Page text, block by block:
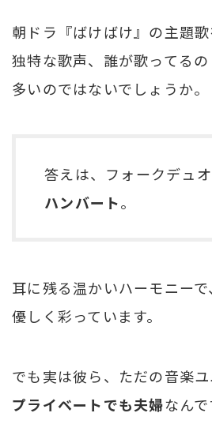
朝ドラ『ばけばけ』の主題
独特な歌声、誰が歌ってる
多いのではないでしょうか。
答えは、フォークデュ
ハンバート。
耳に残る温かいハーモニー
優しく彩っています。
でも実は彼ら、ただの音楽ユ
プライベートでも夫婦なんで